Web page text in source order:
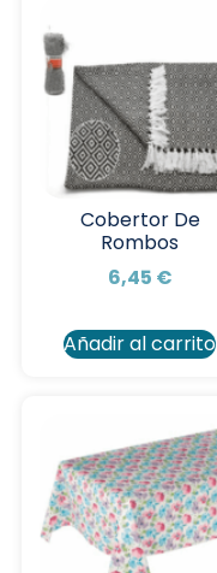
Cobertor De
Rombos
6,45 €
Añadir al carrito